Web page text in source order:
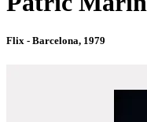
Flix - Barcelona, 1979